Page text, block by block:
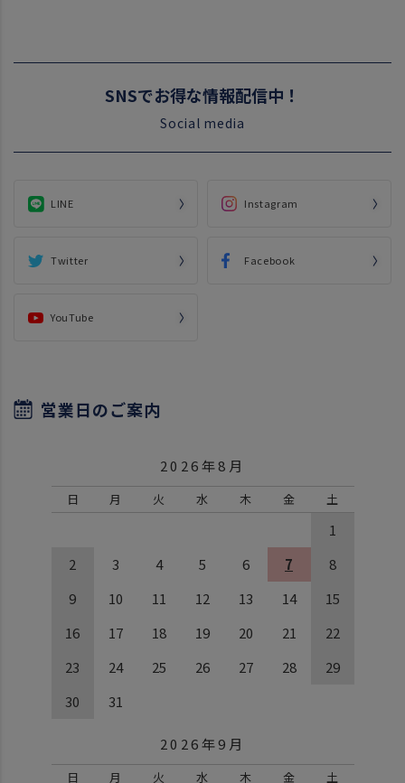
SNSでお得な情報配信中！
Social media
LINE Instagram
Twitter Facebook
YouTube
営業日のご案内
2026年8月
日 月 火 水 木 金 土
1
2
3 4 5 6 7
8
9
10 11 12 13 14
15
16
17 18 19 20 21
22
23
24 25 26 27 28
29
30
31
2026年9月
日 月 火 水 木 金 土